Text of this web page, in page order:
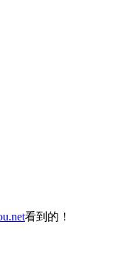
看到的！